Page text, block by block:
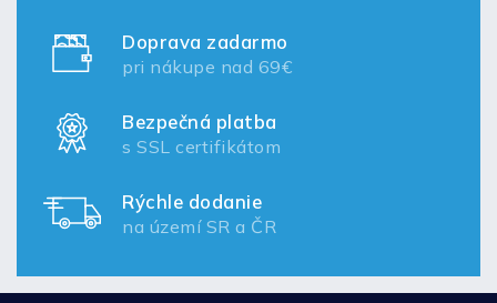
Doprava zadarmo
pri nákupe nad 69€
Bezpečná platba
s SSL certifikátom
Rýchle dodanie
na území SR a ČR